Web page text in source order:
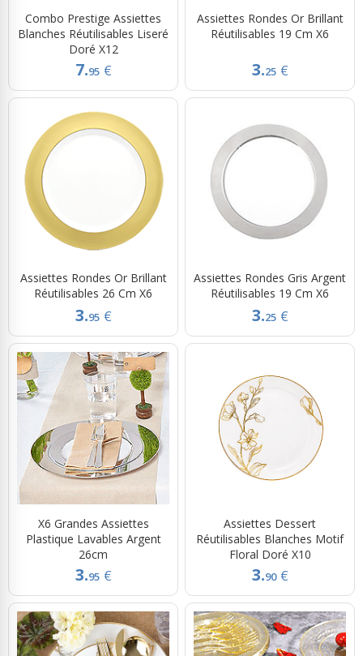
Combo Prestige Assiettes
Blanches Réutilisables Liseré
Doré X12
7.95 €
Assiettes Rondes Or Brillant
Réutilisables 19 Cm X6
3.25 €
Assiettes Rondes Or Brillant
Réutilisables 26 Cm X6
3.95 €
Assiettes Rondes Gris Argent
Réutilisables 19 Cm X6
3.25 €
X6 Grandes Assiettes
Plastique Lavables Argent
26cm
3.95 €
Assiettes Dessert
Réutilisables Blanches Motif
Floral Doré X10
3.90 €